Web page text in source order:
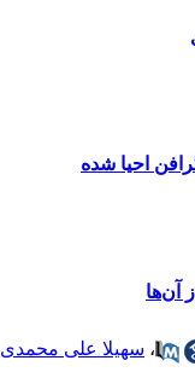
احیا شده
آن‌ها
، سهیلا علی محمدی